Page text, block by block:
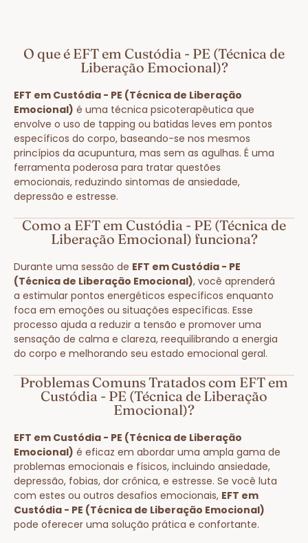
O que é EFT em Custódia - PE (Técnica de
Liberação Emocional)?
EFT em Custódia - PE (Técnica de Liberação
Emocional) é uma técnica psicoterapêutica que
envolve o uso de tapping ou batidas leves em pontos
específicos do corpo, baseando-se nos mesmos
princípios da acupuntura, mas sem as agulhas. É uma
ferramenta poderosa para tratar questões
emocionais, reduzindo sintomas de ansiedade,
depressão e estresse.
Como a EFT em Custódia - PE (Técnica de
Liberação Emocional) funciona?
Durante uma sessão de EFT em Custódia - PE
(Técnica de Liberação Emocional), você aprenderá
a estimular pontos energéticos específicos enquanto
foca em emoções ou situações específicas. Esse
processo ajuda a reduzir a tensão e promover uma
sensação de calma e clareza, reequilibrando a energia
do corpo e melhorando seu estado emocional geral.
Problemas Comuns Tratados com EFT em
Custódia - PE (Técnica de Liberação
Emocional)?
EFT em Custódia - PE (Técnica de Liberação
Emocional) é eficaz em abordar uma ampla gama de
problemas emocionais e físicos, incluindo ansiedade,
depressão, fobias, dor crônica, e estresse. Se você luta
com estes ou outros desafios emocionais, EFT em
Custódia - PE (Técnica de Liberação Emocional)
pode oferecer uma solução prática e confortante.